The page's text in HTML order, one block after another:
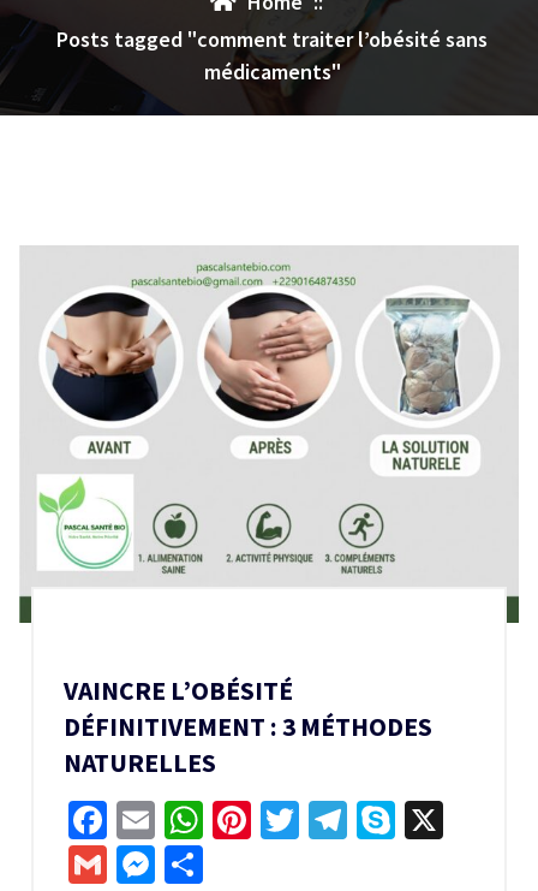
Posts tagged "comment traiter l’obésité sans
médicaments"
VAINCRE L’OBÉSITÉ
DÉFINITIVEMENT : 3 MÉTHODES
NATURELLES
Facebook
EmailWhatsApp
Pinterest
Twitter
Telegram
Skype
GmailMessenger